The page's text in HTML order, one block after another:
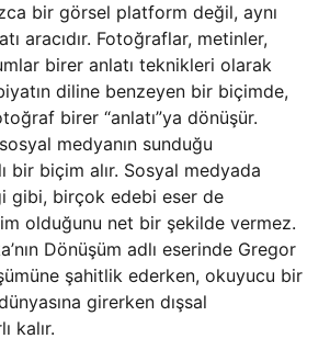
bir görsel platform değil, aynı
aracıdır. Fotoğraflar, metinler,
birer anlatı teknikleri olarak
diline benzeyen bir biçimde,
birer “anlatı”ya dönüşür.
medyanın sunduğu
bir biçim alır. Sosyal medyada
gibi, birçok edebi eser de
olduğunu net bir şekilde vermez.
Dönüşüm adlı eserinde Gregor
şahitlik ederken, okuyucu bir
girerken dışsal
kalır.